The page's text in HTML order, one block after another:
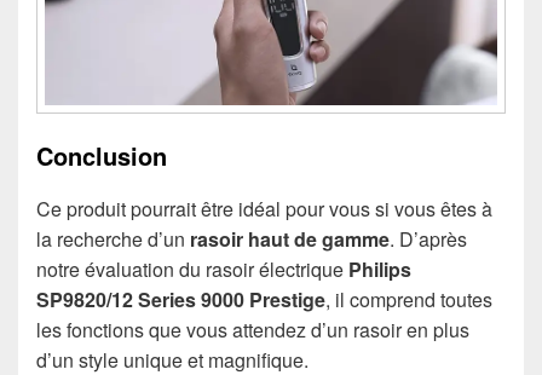
Conclusion
Ce produit pourrait être idéal pour vous si vous êtes à
la recherche d’un rasoir haut de gamme. D’après
notre évaluation du rasoir électrique Philips
SP9820/12 Series 9000 Prestige, il comprend toutes
les fonctions que vous attendez d’un rasoir en plus
d’un style unique et magnifique.